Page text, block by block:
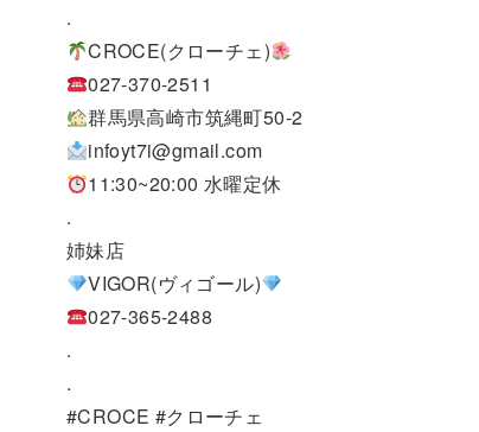
.
CROCE(クローチェ)
027-370-2511
群馬県高崎市筑縄町50-2
infoyt7i@gmail.com
11:30~20:00 水曜定休
.
姉妹店
VIGOR(ヴィゴール)
027-365-2488
.
.
#CROCE #クローチェ